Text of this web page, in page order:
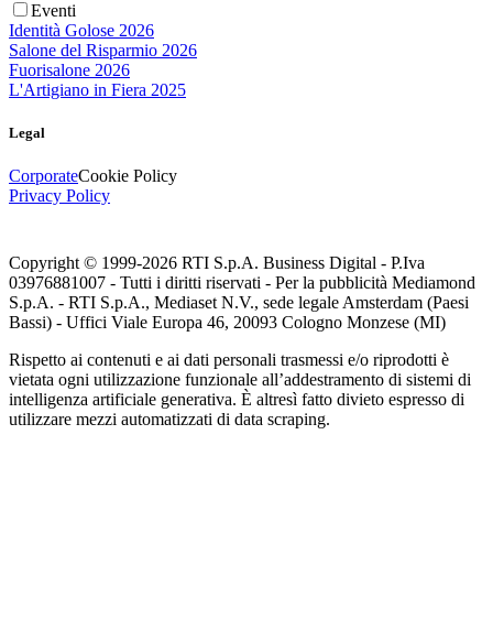
Eventi
Identità Golose 2026
Salone del Risparmio 2026
Fuorisalone 2026
L'Artigiano in Fiera 2025
Legal
CorporateCookie Policy
Privacy Policy
Copyright © 1999-2026 RTI S.p.A. Business Digital - P.Iva
03976881007 - Tutti i diritti riservati - Per la pubblicità Mediamond
S.p.A. - RTI S.p.A., Mediaset N.V., sede legale Amsterdam (Paesi
Bassi) - Uffici Viale Europa 46, 20093 Cologno Monzese (MI)
Rispetto ai contenuti e ai dati personali trasmessi e/o riprodotti è
vietata ogni utilizzazione funzionale all’addestramento di sistemi di
intelligenza artificiale generativa. È altresì fatto divieto espresso di
utilizzare mezzi automatizzati di data scraping.